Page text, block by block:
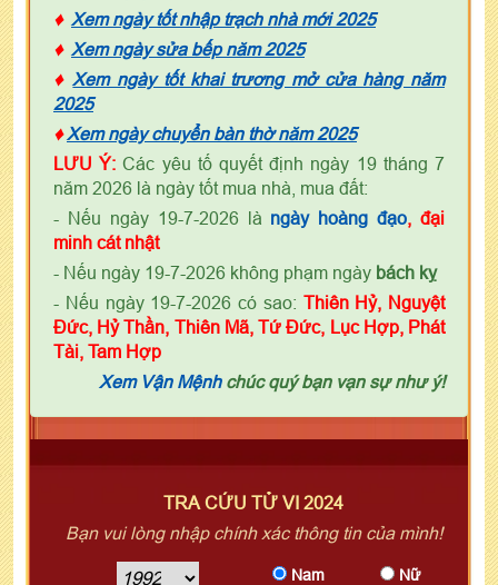
♦ Xem ngày tốt nhập trạch nhà mới 2025
♦ Xem ngày sửa bếp năm 2025
♦ Xem ngày tốt khai trương mở cửa hàng năm
2025
♦ Xem ngày chuyển bàn thờ năm 2025
LƯU Ý: Các yêu tố quyết định ngày 19 tháng 7
năm 2026 là ngày tốt mua nhà, mua đất:
- Nếu ngày 19-7-2026 là ngày hoàng đạo, đại
minh cát nhật
- Nếu ngày 19-7-2026 không phạm ngày bách kỵ
- Nếu ngày 19-7-2026 có sao: Thiên Hỷ, Nguyệt
Đức, Hỷ Thần, Thiên Mã, Tứ Đức, Lục Hợp, Phát
Tài, Tam Hợp
Xem Vận Mệnhchúc quý bạn vạn sự như ý!
TRA CỨU TỬ VI 2024
Bạn vui lòng nhập chính xác thông tin của mình!
Nam Nữ